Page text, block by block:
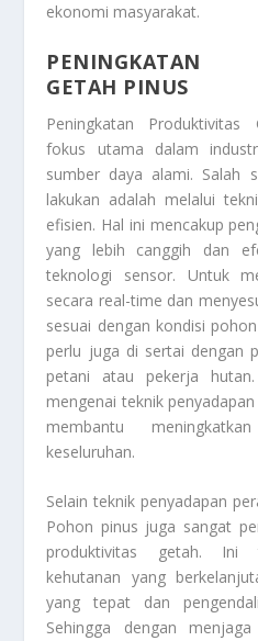
ekonomi masyarakat.
PENINGKATAN
GETAH PINUS
Peningkatan Produktivitas
fokus utama dalam
sumber daya alami. Salah
lakukan adalah melalui
efisien. Hal ini mencakup
yang lebih canggih dan
teknologi sensor. Untuk
secara real-time dan
sesuai dengan kondisi
perlu juga di sertai dengan
petani atau pekerja
mengenai teknik
membantu
keseluruhan.
Selain teknik penyadapan
Pohon pinus juga sangat
produktivitas getah. Ini
kehutanan yang
yang tepat dan
Sehingga dengan